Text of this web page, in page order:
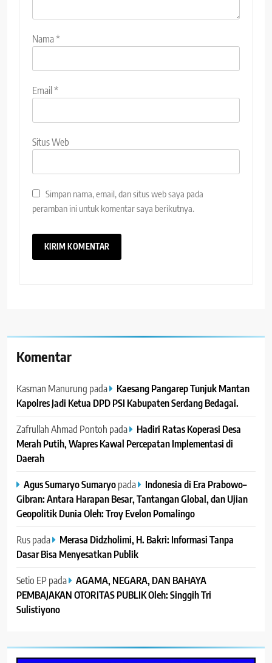
Nama*
Email *
Situs Web
Simpan nama, email, dan situs web saya pada
peramban ini untuk komentar saya berikutnya.
Komentar
Kasman Manurung pada
Kaesang Pangarep Tunjuk Mantan
Kapolres Jadi Ketua DPD PSI Kabupaten Serdang Bedagai. ‎ ‎
Zafrullah Ahmad Pontoh pada
Hadiri Ratas Koperasi Desa
Merah Putih, Wapres Kawal Percepatan Implementasi di
Daerah
Agus Sumaryo Sumaryopada
Indonesia di Era Prabowo–
Gibran: Antara Harapan Besar, Tantangan Global, dan Ujian
Geopolitik Dunia Oleh: Troy Evelon Pomalingo
Ruspada
Merasa Didzholimi, H. Bakri: Informasi Tanpa
Dasar Bisa Menyesatkan Publik
Setio EP pada
AGAMA, NEGARA, DAN BAHAYA
PEMBAJAKAN OTORITAS PUBLIK Oleh: Singgih Tri
Sulistiyono